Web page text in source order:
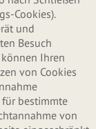
Cookies).
und
Besuch
Ihren
von Cookies
für bestimmte
von